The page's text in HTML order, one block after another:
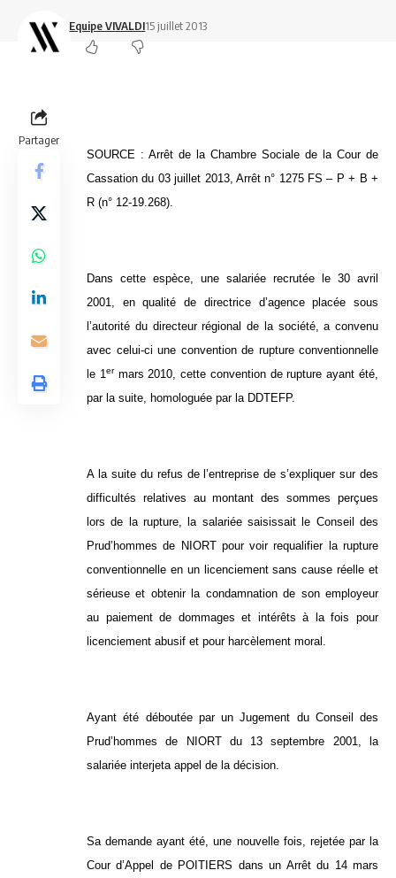
Equipe VIVALDI15 juillet 2013
Partager
SOURCE : Arrêt de la Chambre Sociale de la Cour de
Cassation du 03 juillet 2013, Arrêt n° 1275 FS – P + B +
R (n° 12-19.268).
Dans cette espèce, une salariée recrutée le 30 avril
2001, en qualité de directrice d’agence placée sous
l’autorité du directeur régional de la société, a convenu
avec celui-ci une convention de rupture conventionnelle
le 1ermars 2010, cette convention de rupture ayant été,
par la suite, homologuée par la DDTEFP.
A la suite du refus de l’entreprise de s’expliquer sur des
difficultés relatives au montant des sommes perçues
lors de la rupture, la salariée saisissait le Conseil des
Prud’hommes de NIORT pour voir requalifier la rupture
conventionnelle en un licenciement sans cause réelle et
sérieuse et obtenir la condamnation de son employeur
au paiement de dommages et intérêts à la fois pour
licenciement abusif et pour harcèlement moral.
Ayant été déboutée par un Jugement du Conseil des
Prud’hommes de NIORT du 13 septembre 2001, la
salariée interjeta appel de la décision.
Sa demande ayant été, une nouvelle fois, rejetée par la
Cour d’Appel de POITIERS dans un Arrêt du 14 mars